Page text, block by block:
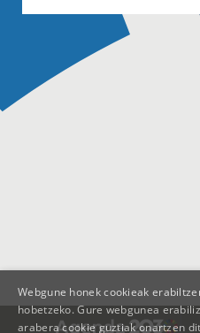
Webgune honek cookieak
hobetzeko. Gure webgunea
arabera cookie guztiak onartzen